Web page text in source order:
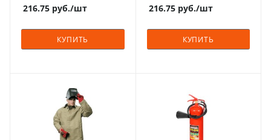
216.75 руб./шт
КУПИТЬ
216.75руб./шт
КУПИТЬ
Страна изготовления